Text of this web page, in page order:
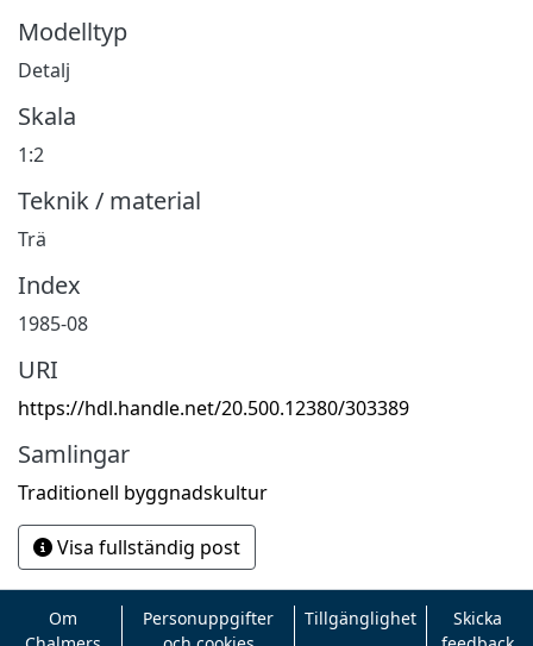
Modelltyp
Detalj
Skala
1:2
Teknik / material
Trä
Index
1985-08
URI
https://hdl.handle.net/20.500.12380/303389
Samlingar
Traditionell byggnadskultur
Visa fullständig post
Om
Personuppgifter
Tillgänglighet
Skicka